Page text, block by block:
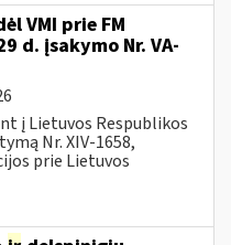
VMI prie FM
d. įsakymo Nr. VA-
į Lietuvos Respublikos
Nr. XIV-1658,
prie Lietuvos